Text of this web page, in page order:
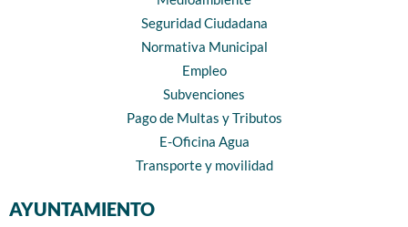
Seguridad Ciudadana
Normativa Municipal
Empleo
Subvenciones
Pago de Multas y Tributos
E-Oficina Agua
Transporte y movilidad
AYUNTAMIENTO